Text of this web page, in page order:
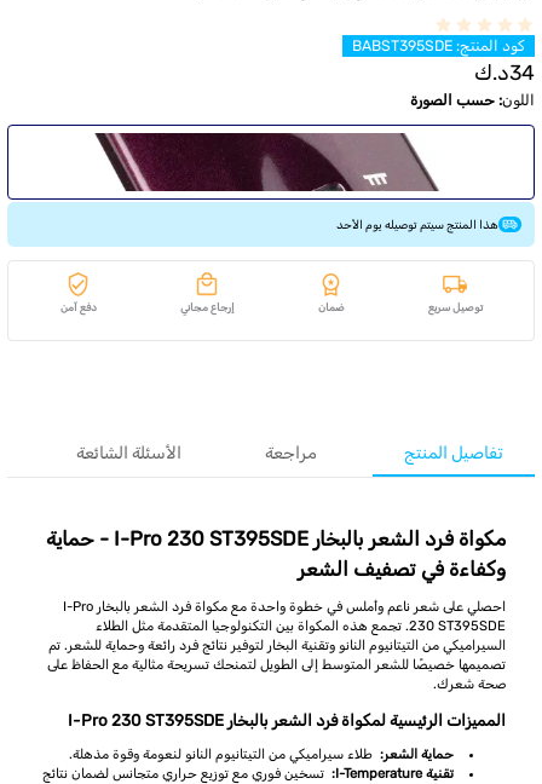
كود المنتج:
BABST395SDE
34د.ك
اللون: حسب الصورة
هذا المنتج سيتم توصيله يوم الأحد
توصيل سريع ضمان إرجاع مجاني دفع آمن
تفاصيل المنتج مراجعة الأسئلة الشائعة
مكواة فرد الشعر بالبخار I-Pro 230 ST395SDE - حماية
وكفاءة في تصفيف الشعر
احصلي على شعر ناعم وأملس في خطوة واحدة مع مكواة فرد الشعر بالبخار I-Pro
230 ST395SDE. تجمع هذه المكواة بين التكنولوجيا المتقدمة مثل الطلاء
السيراميكي من التيتانيوم النانو وتقنية البخار لتوفير نتائج فرد رائعة وحماية للشعر. تم
تصميمها خصيصًا للشعر المتوسط إلى الطويل لتمنحك تسريحة مثالية مع الحفاظ على
صحة شعرك.
المميزات الرئيسية لمكواة فرد الشعر بالبخار I-Pro 230 ST395SDE
حماية الشعر: طلاء سيراميكي من التيتانيوم النانو لنعومة وقوة مذهلة.
تقنية I-Temperature:
تسخين فوري مع توزيع حراري متجانس لضمان نتائج